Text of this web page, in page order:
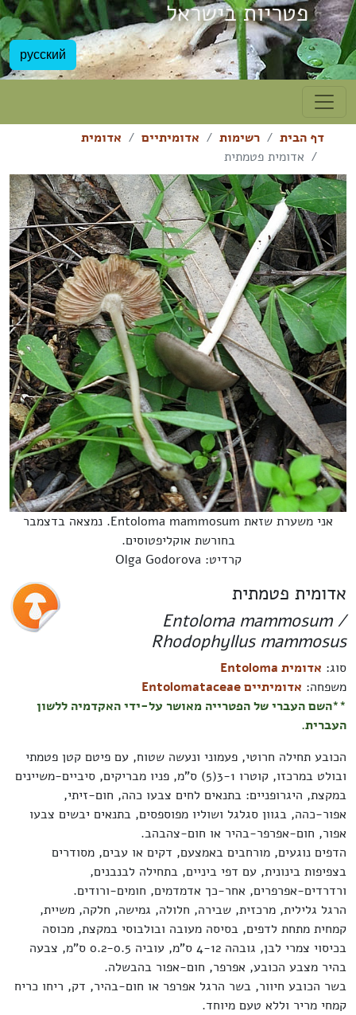
פטריות בישראל
русский
דף הבית רשימות אדומיתיים
אדומית
אדומית פטמתית
אני משערת שזאת Entoloma mammosum. נמצאה בדצמבר
בחורשת אוקליפטוסים.
קרדיט: Olga Godorova
אדומית פטמתית
Entoloma mammosum /
Rhodophyllus mammosus
סוג:אדומית Entoloma
משפחה:אדומיתיים Entolomataceae
**השם העברי של הפטרייה מאושר על-ידי האקדמיה ללשון
העברית.
הכובע תחילה חרוטי, פעמוני ונעשה שטוח, עם פיטם קטן פטמתי
ובולט במרכזו, קוטרו 3-1(5) ס"מ, פניו מבריקים, סיביים-משיינים
במקצת, היגרופניים: בתנאים לחים צבעו כהה, חום-זיתי,
אפור-כהה, בגוון סגלגל ושוליו מפוספסים, בתנאים יבשים צבעו
אפור, חום-אפרפר-בהיר או חום-צהבהב.
הדפים נוגעים, מורחבים באמצעם, דקים או עבים, מסודרים
בצפיפות בינונית, עם דפי ביניים, בתחילה לבנבנים,
ורדרדים-אפרפרים, אחר-כך אדמדמים, חומים-ורודים.
הרגל גלילית, מרכזית, שבירה, חלולה, גמישה, חלקה, משיית,
קמחית מתחת לדפים, בסיסה מעובה ובולבוסי במקצת, מכוסה
בכיסוי צמרי לבן, גובהה 4-12 ס"מ, עוביה 0.2-0.5 ס"מ, צבעה
בהיר מצבע הכובע, אפרפר, חום-אפור בהבשלה.
בשר הכובע חיוור, בשר הרגל אפרפר או חום-בהיר, דק, ריחו כריח
קמחי מריר וללא טעם מיוחד.